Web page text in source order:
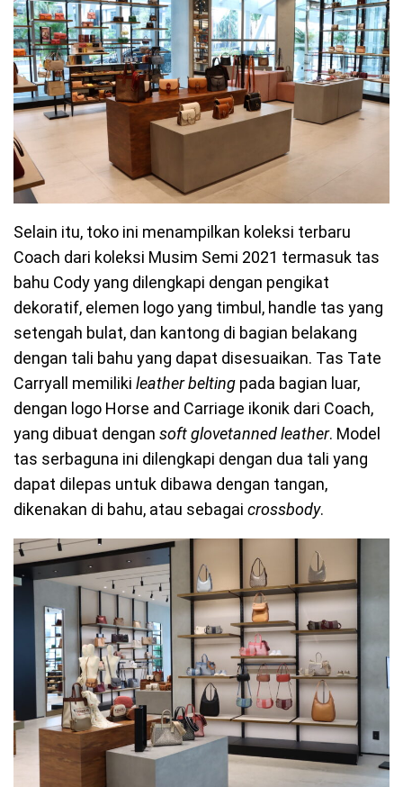
Selain itu, toko ini menampilkan koleksi terbaru
Coach dari koleksi Musim Semi 2021 termasuk tas
bahu Cody yang dilengkapi dengan pengikat
dekoratif, elemen logo yang timbul, handle tas yang
setengah bulat, dan kantong di bagian belakang
dengan tali bahu yang dapat disesuaikan. Tas Tate
Carryall memiliki leather belting pada bagian luar,
dengan logo Horse and Carriage ikonik dari Coach,
yang dibuat dengan soft glovetanned leather. Model
tas serbaguna ini dilengkapi dengan dua tali yang
dapat dilepas untuk dibawa dengan tangan,
dikenakan di bahu, atau sebagai crossbody.